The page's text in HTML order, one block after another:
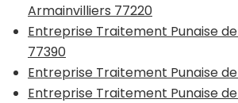
Armainvilliers 77220
Entreprise Traitement Punaise de
77390
Entreprise Traitement Punaise
Entreprise Traitement Punaise